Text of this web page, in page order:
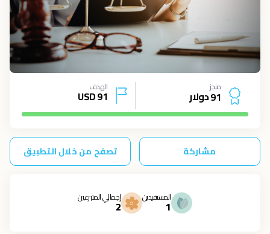
منجز
91 دولار
الهدف
91
USD
مشاركة تصفح من خلال التطبيق
المستفيدين
1
إجمالي المتبرعين
2